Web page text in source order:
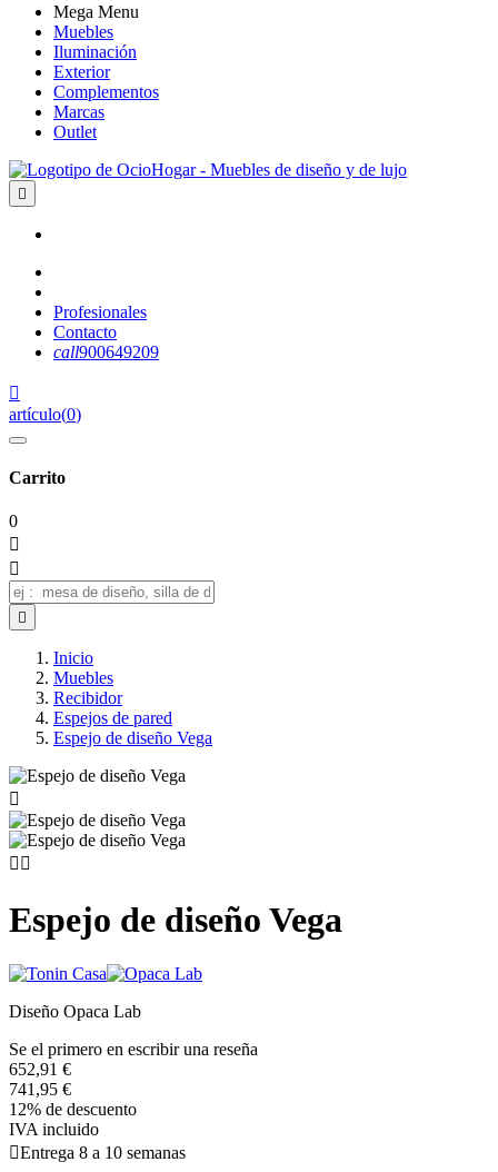
Mega Menu
Muebles
Iluminación
Exterior
Complementos
Marcas
Outlet

Profesionales
Contacto
call900649209

artículo(0)
Carrito
0



Inicio
Muebles
Recibidor
Espejos de pared
Espejo de diseño Vega

 
Espejo de diseño Vega
Diseño Opaca Lab
Se el primero en escribir una reseña
652,91 €
741,95 €
12% de descuento
IVA incluido
Entrega 8 a 10 semanas